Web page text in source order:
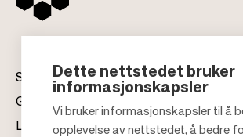
Senter
Gavekort
Leiekontakt
Dette nettstedet bruker
informasjonskapsler
Vi bruker informasjonskapsler til å
opplevelse av nettstedet, å bedre